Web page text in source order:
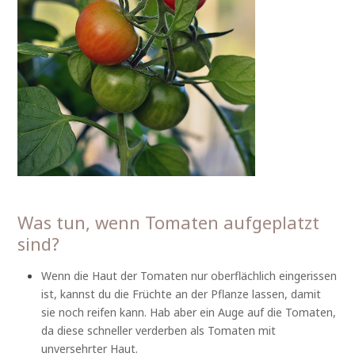
Was tun, wenn Tomaten aufgeplatzt
sind?
Wenn die Haut der Tomaten nur oberflächlich eingerissen
ist, kannst du die Früchte an der Pflanze lassen, damit
sie noch reifen kann. Hab aber ein Auge auf die Tomaten,
da diese schneller verderben als Tomaten mit
unversehrter Haut.